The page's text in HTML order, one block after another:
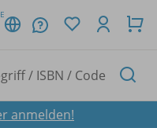
anmelden!